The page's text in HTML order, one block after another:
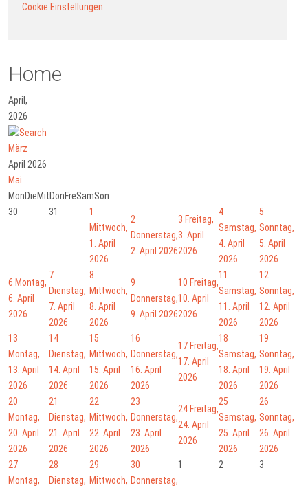
Cookie Einstellungen
Home
April,
2026
März
April 2026
Mai
MonDieMitDonFreSamSon
30
31
1
Mittwoch,
1. April
2026
2
Donnerstag,
2. April 2026
3 Freitag,
3. April
2026
4
Samstag,
4. April
2026
5
Sonntag,
5. April
2026
6 Montag,
6. April
2026
7
Dienstag,
7. April
2026
8
Mittwoch,
8. April
2026
9
Donnerstag,
9. April 2026
10 Freitag,
10. April
2026
11
Samstag,
11. April
2026
12
Sonntag,
12. April
2026
13
Montag,
13. April
2026
14
Dienstag,
14. April
2026
15
Mittwoch,
15. April
2026
16
Donnerstag,
16. April
2026
17 Freitag,
17. April
2026
18
Samstag,
18. April
2026
19
Sonntag,
19. April
2026
20
Montag,
20. April
2026
21
Dienstag,
21. April
2026
22
Mittwoch,
22. April
2026
23
Donnerstag,
23. April
2026
24 Freitag,
24. April
2026
25
Samstag,
25. April
2026
26
Sonntag,
26. April
2026
27
Montag,
28
Dienstag,
29
Mittwoch,
30
Donnerstag,
1 2 3